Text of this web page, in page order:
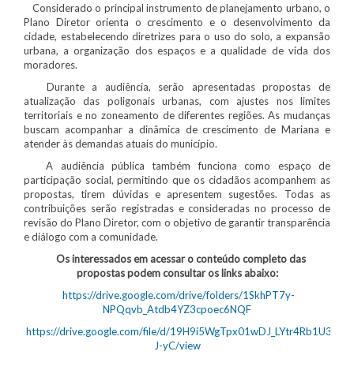
Considerado o principal instrumento de planejamento urbano, o
Plano Diretor orienta o crescimento e o desenvolvimento da
cidade, estabelecendo diretrizes para o uso do solo, a expansão
urbana, a organização dos espaços e a qualidade de vida dos
moradores.
Durante a audiência, serão apresentadas propostas de
atualização das poligonais urbanas, com ajustes nos limites
territoriais e no zoneamento de diferentes regiões. As mudanças
buscam acompanhar a dinâmica de crescimento de Mariana e
atender às demandas atuais do município.
A audiência pública também funciona como espaço de
participação social, permitindo que os cidadãos acompanhem as
propostas, tirem dúvidas e apresentem sugestões. Todas as
contribuições serão registradas e consideradas no processo de
revisão do Plano Diretor, com o objetivo de garantir transparência
e diálogo com a comunidade.
Os interessados em acessar o conteúdo completo das
propostas podem consultar os links abaixo:
https://drive.google.com/drive/folders/1SkhPT7y-
NPQqvb_Atdb4YZ3cpoec6NQF
https://drive.google.com/file/d/19H9i5WgTpx01wDJ_LYtr4Rb1U3g-
J-yC/view